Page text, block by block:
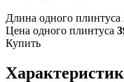
Длина одного плинтуса
Цена одного плинтуса
Купить